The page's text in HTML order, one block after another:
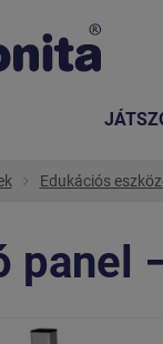
Edukációs
panel